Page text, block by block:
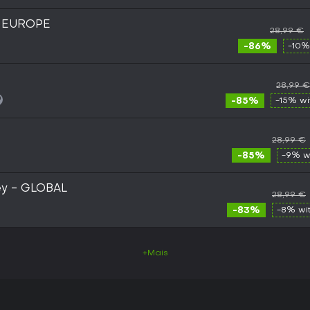
28,99 €
-86% -
28,99 €
-85% -15%
28,99 €
-85% -9%
- GLOBAL
28,99 €
-83% -8%
+Mais